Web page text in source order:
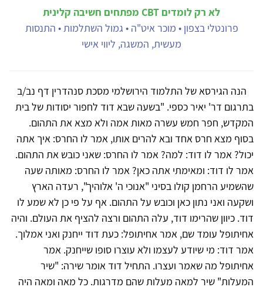
לא רק לומדים CBT מפתחים חשיבה קלינית
פרונטלי בצפון • מוכר איט"ה • גמול השתלמות • התנסות
מעשית, המשגה, ליווי אישי
הנה הגירסא של התלמוד הירושלמי מסכת סנהדרין דף נב/ב
בתרגום דר' יאיר כספי. "בשעה שבא דוד לחפור יסודות של בית
המקדש, חפר חמש עשרה מאות אמה ולא מצא את התהום.
בסוף מצא חרס אחד ובא להרים אותו, אמר לו החרס: איך אתה
יכול? אמר לו דוד: למה? אמר לו החרס: שאני כובש את התהום.
אמר לו דוד: ומאימתי אתה כאן? אמר לו החרס: מאותה שעה
שהשמיע הרחמן קולו בסיני "אנוכי ה' אלוהיך", רעדה הארץ
ושקעה ואני נתון כאן וכובש על התהום. אף על פי כן לא שמע לו
דוד. כיוון שהרימו דוד, עלה התהום ורצה להציף את העולם. והיה
אחיתופל עומד שם, אמר אחיתופל: כעת דוד ייחנק ואני אמלוך.
אמר דוד: מי שיודע לעצמו ולא עוצרו סופו שייחנק. אמר
אחיתופל מה שאמר ועצרו. התחיל דוד אומר שירה: "שיר
המעלות" שיר למאה מעלות שהם מדרגות. כל מאה ומאה היה